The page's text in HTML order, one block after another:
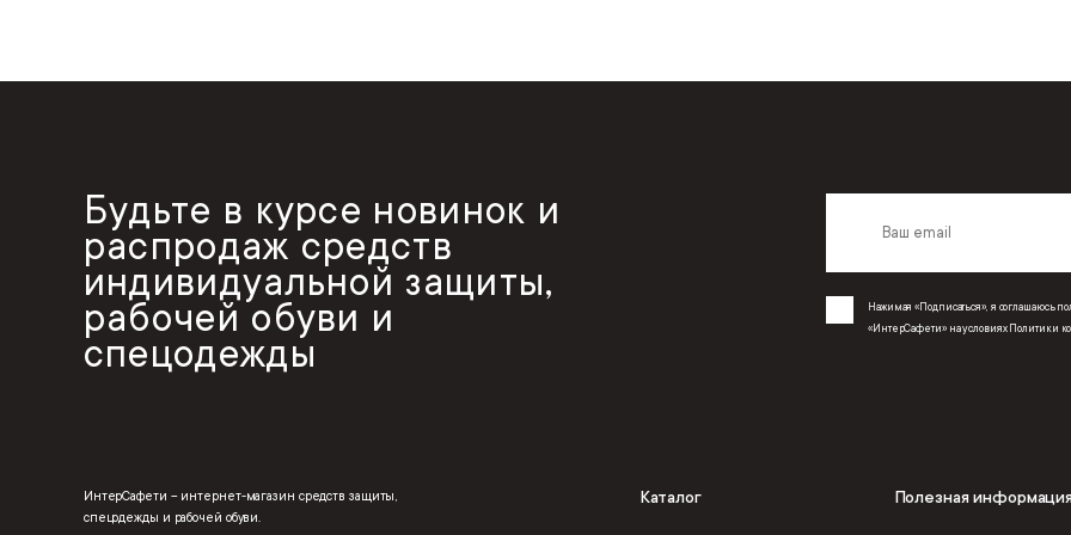
Будьте в курсе новинок и
распродаж средств
индивидуальной защиты,
рабочей обуви и
спецодежды
Нажимая «Подписаться», я соглашаюсь
«ИнтерСафети» на условиях Политики
ИнтерСафети – интернет-магазин средств защиты,
спецодежды и рабочей обуви.
Каталог Полезная